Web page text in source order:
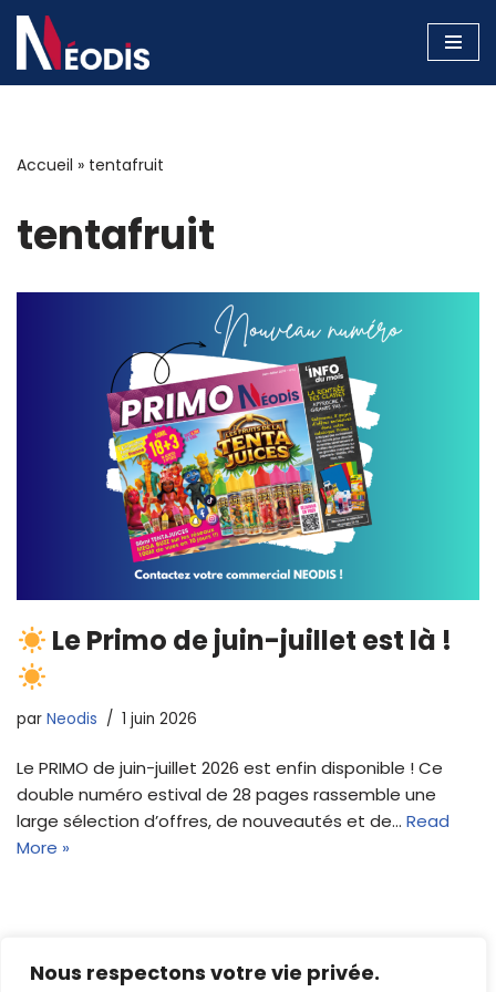
Nous respectons votre vie privée.
Aller
au
Accueil » tentafruit
tentafruit
Le Primo de juin-juillet est là !
par Neodis 1 juin 2026
Le PRIMO de juin-juillet 2026 est enfin disponible ! Ce
double numéro estival de 28 pages rassemble une
large sélection d’offres, de nouveautés et de… Read
More »